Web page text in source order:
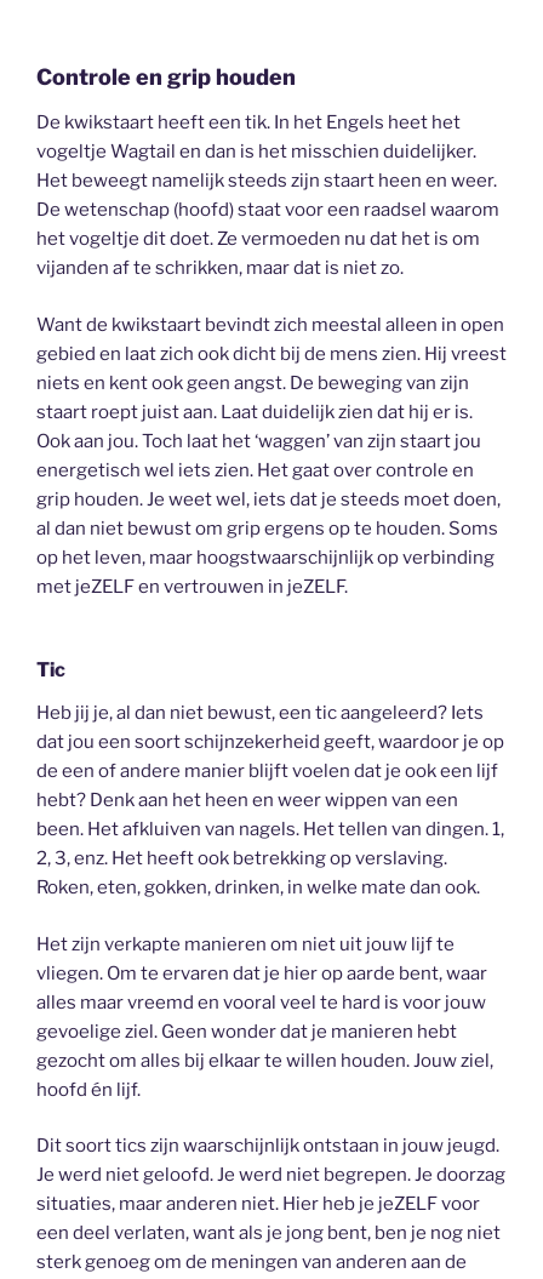
Controle en grip houden
De kwikstaart heeft een tik. In het Engels heet het
vogeltje Wagtail en dan is het misschien duidelijker.
Het beweegt namelijk steeds zijn staart heen en weer.
De wetenschap (hoofd) staat voor een raadsel waarom
het vogeltje dit doet. Ze vermoeden nu dat het is om
vijanden af te schrikken, maar dat is niet zo.
Want de kwikstaart bevindt zich meestal alleen in open
gebied en laat zich ook dicht bij de mens zien. Hij vreest
niets en kent ook geen angst. De beweging van zijn
staart roept juist aan. Laat duidelijk zien dat hij er is.
Ook aan jou. Toch laat het ‘waggen’ van zijn staart jou
energetisch wel iets zien. Het gaat over controle en
grip houden. Je weet wel, iets dat je steeds moet doen,
al dan niet bewust om grip ergens op te houden. Soms
op het leven, maar hoogstwaarschijnlijk op verbinding
met jeZELF en vertrouwen in jeZELF.
Tic
Heb jij je, al dan niet bewust, een tic aangeleerd? Iets
dat jou een soort schijnzekerheid geeft, waardoor je op
de een of andere manier blijft voelen dat je ook een lijf
hebt? Denk aan het heen en weer wippen van een
been. Het afkluiven van nagels. Het tellen van dingen. 1,
2, 3, enz. Het heeft ook betrekking op verslaving.
Roken, eten, gokken, drinken, in welke mate dan ook.
Het zijn verkapte manieren om niet uit jouw lijf te
vliegen. Om te ervaren dat je hier op aarde bent, waar
alles maar vreemd en vooral veel te hard is voor jouw
gevoelige ziel. Geen wonder dat je manieren hebt
gezocht om alles bij elkaar te willen houden. Jouw ziel,
hoofd én lijf.
Dit soort tics zijn waarschijnlijk ontstaan in jouw jeugd.
Je werd niet geloofd. Je werd niet begrepen. Je doorzag
situaties, maar anderen niet. Hier heb je jeZELF voor
een deel verlaten, want als je jong bent, ben je nog niet
sterk genoeg om de meningen van anderen aan de